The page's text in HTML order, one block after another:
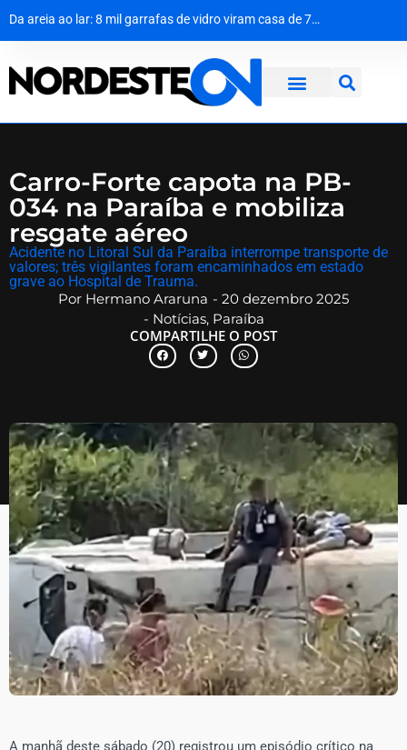
Da areia ao lar: 8 mil garrafas de vidro viram casa de 70 m² em Pernambuco
O nerd de barba branca que preferia Homero ao poder Menos status, mais patrimônio: o economista que trocou o luxo por um Uno 94Seu próximo celular roubado pode mandar uma mensagem de volta
Carro-Forte capota na PB-
034 na Paraíba e mobiliza
resgate aéreo
​Acidente no Litoral Sul da Paraíba interrompe transporte de
valores; três vigilantes foram encaminhados em estado
grave ao Hospital de Trauma.
Por Hermano Araruna - 20 dezembro 2025
- Notícias, Paraíba
COMPARTILHE O POST
A manhã deste sábado (20) registrou um episódio crítico na